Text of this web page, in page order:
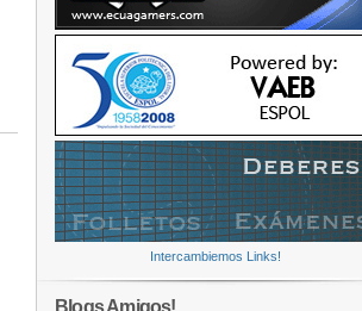
Intercambiemos Links!
Blogs Amigos!